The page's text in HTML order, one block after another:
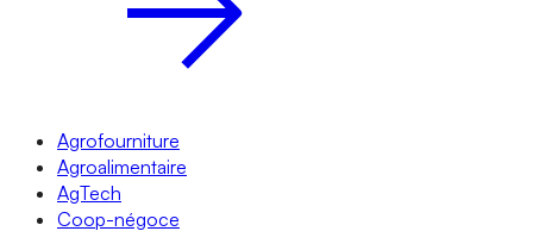
Agrofourniture
Agroalimentaire
AgTech
Coop-négoce